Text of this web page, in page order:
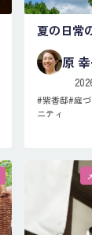
夏の日常
原
#紫香邸#庭
ニティ